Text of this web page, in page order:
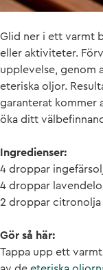
Glid ner i ett varmt
eller aktiviteter.
upplevelse, genom
eteriska oljor.
garanterat kommer
öka ditt
Ingredienser:
4 droppar
4 droppar
2 droppar citronolja
Gör så här:
Tappa upp ett